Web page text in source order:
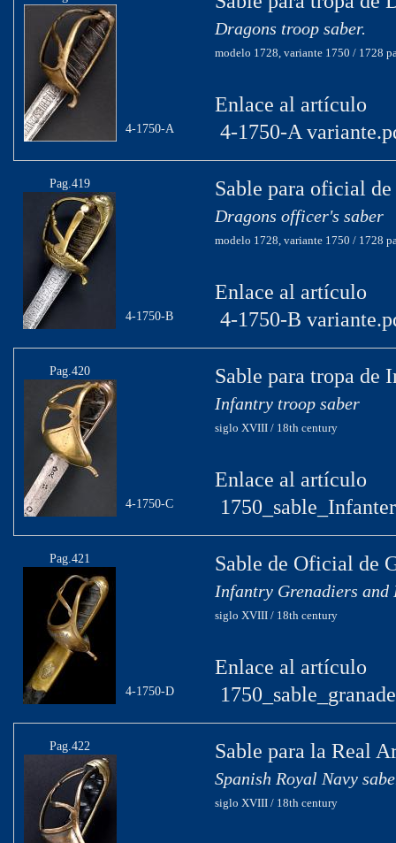
4-1750-A
Dragons troop saber.
modelo 1728, variante 1750 / 1728
Enlace al artículo
4-1750-A
Pag.419
4-1750-B
Sable para oficial de
Dragons officer's saber
modelo 1728, variante 1750 / 1728
Enlace al artículo
4-1750-B
Pag.420
4-1750-C
Sable para tropa de
Infantry troop saber
siglo XVIII / 18th century
Enlace al artículo
Pag.421
4-1750-D
Sable de Oficial de
Infantry Grenadiers and
siglo XVIII / 18th century
Enlace al artículo
Pag.422 Sable para la Real
Spanish Royal Navy
siglo XVIII / 18th century